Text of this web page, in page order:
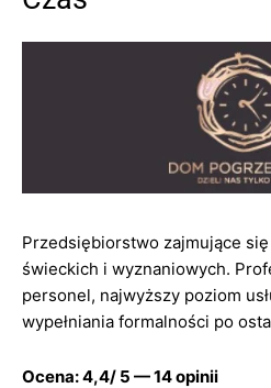
Przedsiębiorstwo zajmujące
świeckich i wyznaniowych.
personel, najwyższy poziom
wypełniania formalności po
Ocena: 4,4/ 5 — 14 opinii